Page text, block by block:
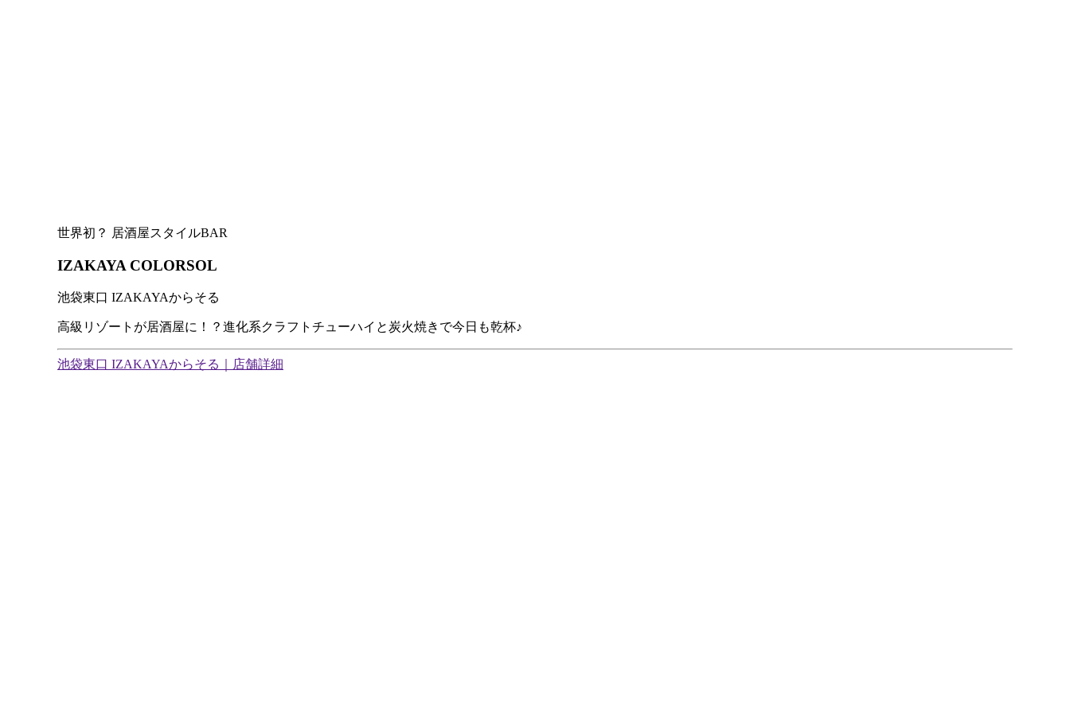
世界初？ 居酒屋スタイルBAR
IZAKAYA COLORSOL
池袋東口 IZAKAYAからそる
高級リゾートが居酒屋に！？進化系クラフトチューハイと炭火焼きで今日も乾杯♪
池袋東口 IZAKAYAからそる｜店舗詳細